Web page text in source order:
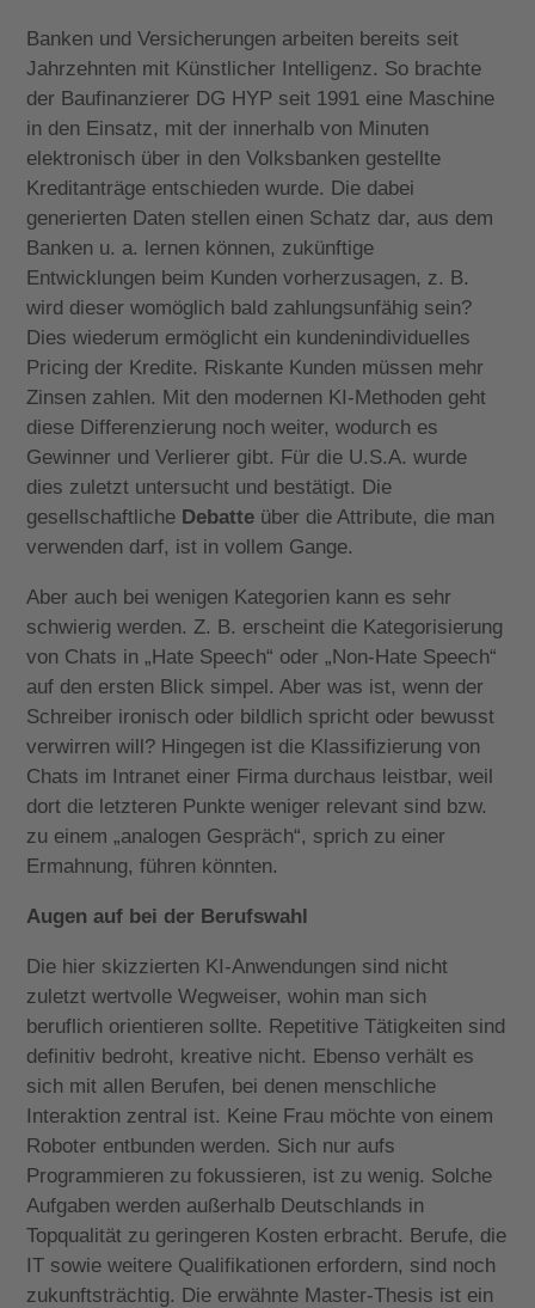
Banken und Versicherungen arbeiten bereits seit
Jahrzehnten mit Künstlicher Intelligenz. So brachte
der Baufinanzierer DG HYP seit 1991 eine Maschine
in den Einsatz, mit der innerhalb von Minuten
elektronisch über in den Volksbanken gestellte
Kreditanträge entschieden wurde. Die dabei
generierten Daten stellen einen Schatz dar, aus dem
Banken u. a. lernen können, zukünftige
Entwicklungen beim Kunden vorherzusagen, z. B.
wird dieser womöglich bald zahlungsunfähig sein?
Dies wiederum ermöglicht ein kundenindividuelles
Pricing der Kredite. Riskante Kunden müssen mehr
Zinsen zahlen. Mit den modernen KI-Methoden geht
diese Differenzierung noch weiter, wodurch es
Gewinner und Verlierer gibt. Für die U.S.A. wurde
dies zuletzt untersucht und bestätigt. Die
gesellschaftliche Debatte über die Attribute, die man
verwenden darf, ist in vollem Gange.
Aber auch bei wenigen Kategorien kann es sehr
schwierig werden. Z. B. erscheint die Kategorisierung
von Chats in „Hate Speech“ oder „Non-Hate Speech“
auf den ersten Blick simpel. Aber was ist, wenn der
Schreiber ironisch oder bildlich spricht oder bewusst
verwirren will? Hingegen ist die Klassifizierung von
Chats im Intranet einer Firma durchaus leistbar, weil
dort die letzteren Punkte weniger relevant sind bzw.
zu einem „analogen Gespräch“, sprich zu einer
Ermahnung, führen könnten.
Augen auf bei der Berufswahl
Die hier skizzierten KI-Anwendungen sind nicht
zuletzt wertvolle Wegweiser, wohin man sich
beruflich orientieren sollte. Repetitive Tätigkeiten sind
definitiv bedroht, kreative nicht. Ebenso verhält es
sich mit allen Berufen, bei denen menschliche
Interaktion zentral ist. Keine Frau möchte von einem
Roboter entbunden werden. Sich nur aufs
Programmieren zu fokussieren, ist zu wenig. Solche
Aufgaben werden außerhalb Deutschlands in
Topqualität zu geringeren Kosten erbracht. Berufe, die
IT sowie weitere Qualifikationen erfordern, sind noch
zukunftsträchtig. Die erwähnte Master-Thesis ist ein